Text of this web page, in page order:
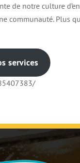
notre culture
communauté. Plus
services